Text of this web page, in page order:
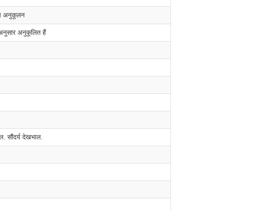
अनुकूलन
अनुकूलित हैं
सौंदर्य देखभाल.